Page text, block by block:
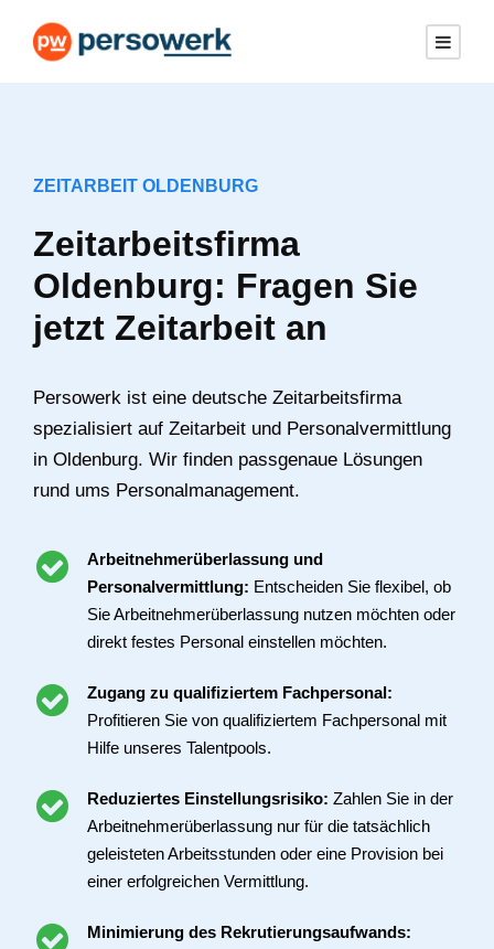
ZEITARBEIT OLDENBURG
Zeitarbeitsfirma
Oldenburg: Fragen Sie
jetzt Zeitarbeit an
Persowerk ist eine deutsche Zeitarbeitsfirma
spezialisiert auf Zeitarbeit und Personalvermittlung
in Oldenburg. Wir finden passgenaue Lösungen
rund ums Personalmanagement.
Arbeitnehmerüberlassung und
Personalvermittlung: Entscheiden Sie flexibel, ob
Sie Arbeitnehmerüberlassung nutzen möchten oder
direkt festes Personal einstellen möchten.
Zugang zu qualifiziertem Fachpersonal:
Profitieren Sie von qualifiziertem Fachpersonal mit
Hilfe unseres Talentpools.
Reduziertes Einstellungsrisiko: Zahlen Sie in der
Arbeitnehmerüberlassung nur für die tatsächlich
geleisteten Arbeitsstunden oder eine Provision bei
einer erfolgreichen Vermittlung.
Minimierung des Rekrutierungsaufwands: